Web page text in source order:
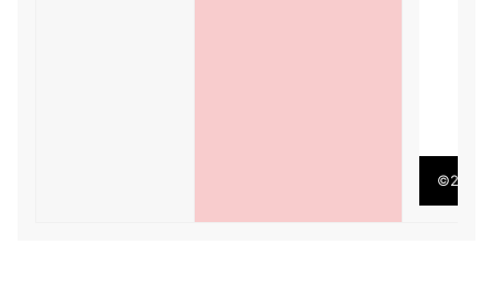
©2023